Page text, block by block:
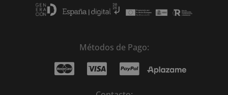
Métodos de Pago: